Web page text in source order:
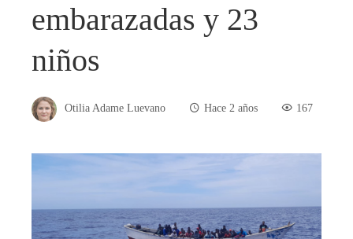
embarazadas y 23
niños
Otilia Adame Luevano Hace 2 años 167